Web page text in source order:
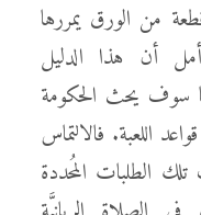
من الورق يمررها
أن هذا الدليل
سوف يحث الحكومة
اللعبة. فالالتماس
الطلبات المُحددة